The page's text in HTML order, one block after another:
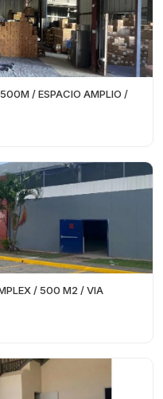
/ ESPACIO AMPLIO /
/ 500 M2 / VIA